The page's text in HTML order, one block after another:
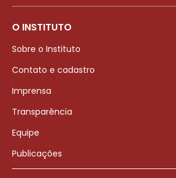
O INSTITUTO
Sobre o Instituto
Contato e cadastro
Imprensa
Transparência
Equipe
Publicações